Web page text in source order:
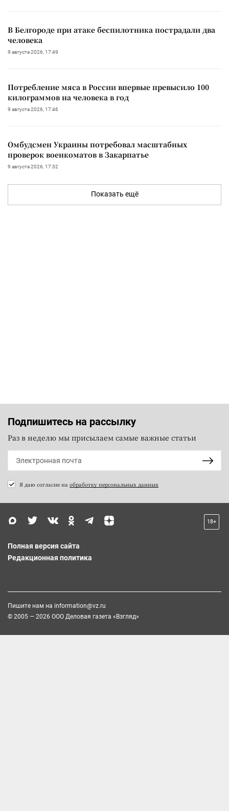
В Белгороде при атаке беспилотника пострадали два
человека
9 августа 2026, 17:49
Потребление мяса в России впервые превысило 100
килограммов на человека в год
9 августа 2026, 17:46
Омбудсмен Украины потребовал масштабных
проверок военкоматов в Закарпатье
9 августа 2026, 17:32
Показать ещё
Подпишитесь на рассылку
Раз в неделю мы присылаем самые важные статьи
Я даю согласие на обработку персональных данных
18+
Полная версия сайта
Редакционная политика
Пишите нам на information@vz.ru
© 2005 — 2026 ООО Деловая газета «Взгляд»